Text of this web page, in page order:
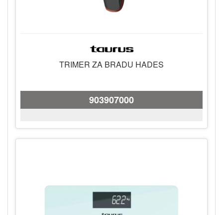
TRIMER ZA BRADU HADES
903907000